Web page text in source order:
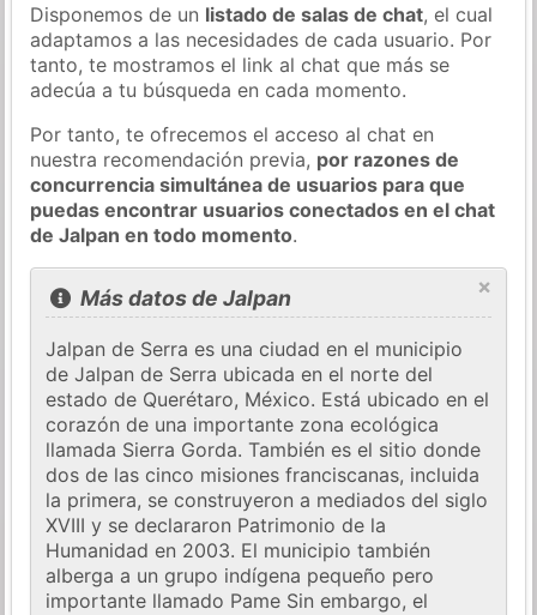
Disponemos de un listado de salas de chat, el cual
adaptamos a las necesidades de cada usuario. Por
tanto, te mostramos el link al chat que más se
adecúa a tu búsqueda en cada momento.
Por tanto, te ofrecemos el acceso al chat en
nuestra recomendación previa, por razones de
concurrencia simultánea de usuarios para que
puedas encontrar usuarios conectados en el chat
de Jalpan en todo momento.
×
Más datos de Jalpan
Jalpan de Serra es una ciudad en el municipio
de Jalpan de Serra ubicada en el norte del
estado de Querétaro, México. Está ubicado en el
corazón de una importante zona ecológica
llamada Sierra Gorda. También es el sitio donde
dos de las cinco misiones franciscanas, incluida
la primera, se construyeron a mediados del siglo
XVIII y se declararon Patrimonio de la
Humanidad en 2003. El municipio también
alberga a un grupo indígena pequeño pero
importante llamado Pame Sin embargo, el